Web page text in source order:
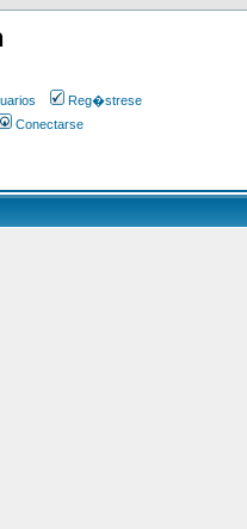
Reg�strese
Conectarse